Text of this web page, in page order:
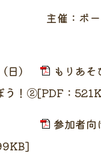
ーイス
日）
もりあ
う！②[PDF：
参加者向